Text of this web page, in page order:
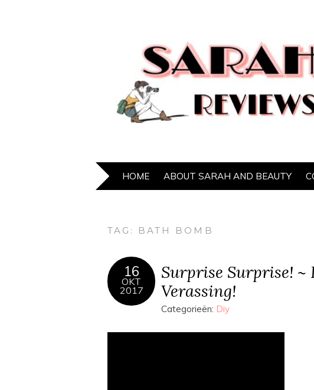
HOME ABOUT SARAH AND BEAUTY
TAG: BATH BOMB
16
OKT
2017
Surprise Surprise! ~
Verassing!
Categorieën: Diy